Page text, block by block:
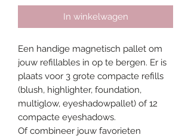
In winkelwagen
Een handige magnetisch pallet om
jouw refillables in op te bergen. Er is
plaats voor 3 grote compacte refills
(blush, highlighter, foundation,
multiglow, eyeshadowpallet) of 12
compacte eyeshadows.
Of combineer jouw favorieten